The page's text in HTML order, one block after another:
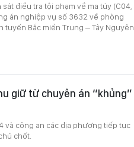
điều tra tội phạm về ma túy (C04,
án nghiệp vụ số 3632 về phòng
Bắc miền Trung – Tây Nguyên,
giữ từ chuyên án “khủng”
và công an các địa phương tiếp tục
chốt.